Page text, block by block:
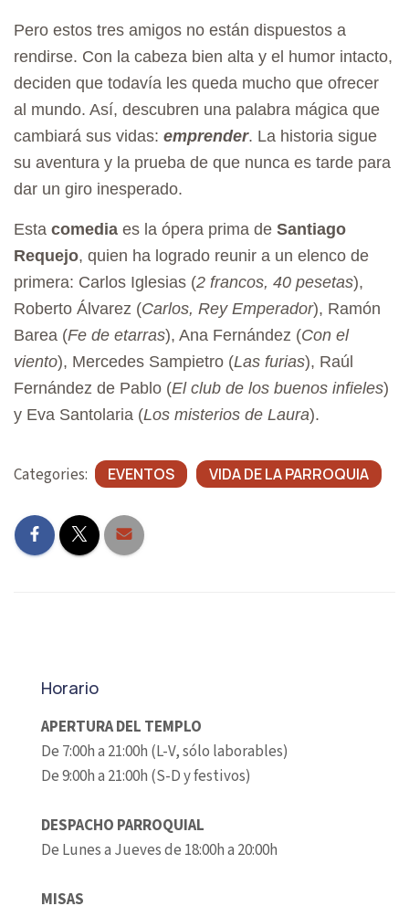
Pero estos tres amigos no están dispuestos a
rendirse. Con la cabeza bien alta y el humor intacto,
deciden que todavía les queda mucho que ofrecer
al mundo. Así, descubren una palabra mágica que
cambiará sus vidas: emprender. La historia sigue
su aventura y la prueba de que nunca es tarde para
dar un giro inesperado.
Esta comedia es la ópera prima de Santiago
Requejo, quien ha logrado reunir a un elenco de
primera: Carlos Iglesias (2 francos, 40 pesetas),
Roberto Álvarez (Carlos, Rey Emperador), Ramón
Barea (Fe de etarras), Ana Fernández (Con el
viento), Mercedes Sampietro (Las furias), Raúl
Fernández de Pablo (El club de los buenos infieles)
y Eva Santolaria (Los misterios de Laura).
Categories: EVENTOS VIDA DE LA PARROQUIA
Horario
APERTURA DEL TEMPLO
De 7:00h a 21:00h (L-V, sólo laborables)
De 9:00h a 21:00h (S-D y festivos)
DESPACHO PARROQUIAL
De Lunes a Jueves de 18:00h a 20:00h
MISAS